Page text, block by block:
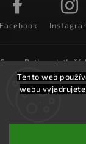
Tento web
webu
SuperPotlac.sk tlačí
Slovensku a